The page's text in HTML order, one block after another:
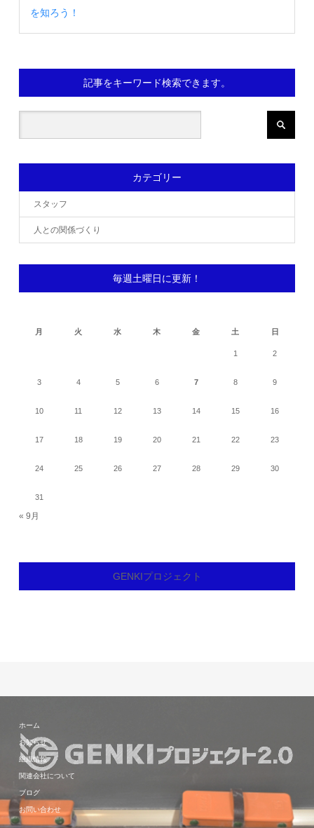
を知ろう！
記事をキーワード検索できます。
カテゴリー
スタッフ
人との関係づくり
毎週土曜日に更新！
月
火 水 木 金 土 日
1 2
3 4 5 6 7 8 9
10 11 12 13 14 15 16
17 18 19 20 21 22 23
24 25 26 27 28 29 30
31
« 9月
GENKIプロジェクト
ホーム
お知らせ
組織情報
関連会社について
ブログ
お問い合わせ